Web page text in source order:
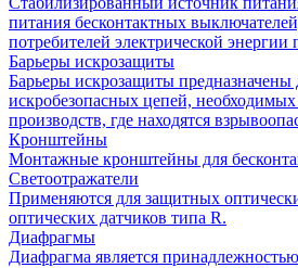
питания бесконтактных
потребителей электрической энергии
Барьеры искрозащиты
Барьеры искрозащиты предназначены
искробезопасных цепей,
производств, где находятся
Кронштейны
Монтажные кронштейны для
Светоотражатели
Применяются для защитных
оптических датчиков типа R.
Диафрагмы
Диафрагма является